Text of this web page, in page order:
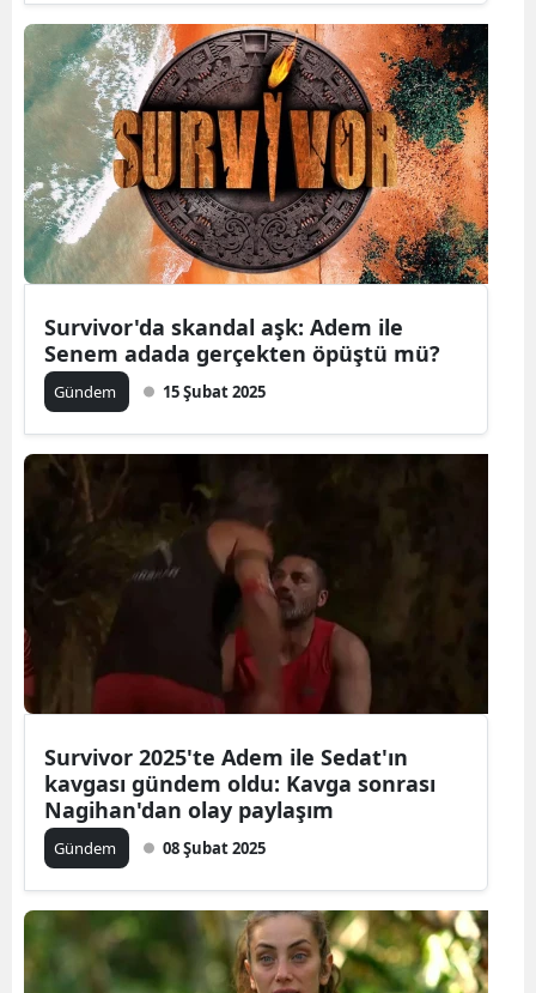
Survivor'da skandal aşk: Adem ile
Senem adada gerçekten öpüştü mü?
Gündem 15 Şubat 2025
Survivor 2025'te Adem ile Sedat'ın
kavgası gündem oldu: Kavga sonrası
Nagihan'dan olay paylaşım
Gündem 08 Şubat 2025